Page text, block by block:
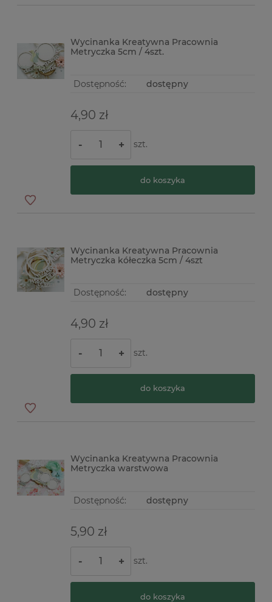
Wycinanka Kreatywna Pracownia
Metryczka 5cm / 4szt.
Dostępność: dostępny
4,90 zł
- + szt.
do koszyka
Wycinanka Kreatywna Pracownia
Metryczka kółeczka 5cm / 4szt
Dostępność: dostępny
4,90 zł
- + szt.
do koszyka
Wycinanka Kreatywna Pracownia
Metryczka warstwowa
Dostępność: dostępny
5,90 zł
- + szt.
do koszyka